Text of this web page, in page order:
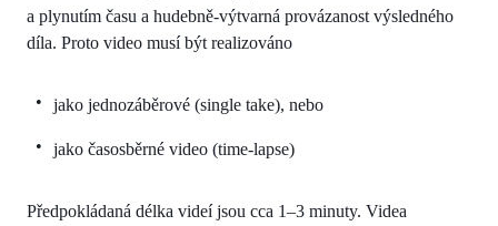
a plynutím času a hudebně-výtvarná provázanost výsledného
díla. Proto video musí být realizováno
jako jednozáběrové (single take), nebo
jako časosběrné video (time-lapse)
Předpokládaná délka videí jsou cca 1–3 minuty. Videa